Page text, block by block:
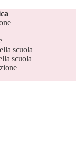
scuola
scuola